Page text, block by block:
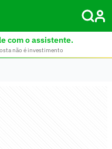
com o assistente.
não é investimento